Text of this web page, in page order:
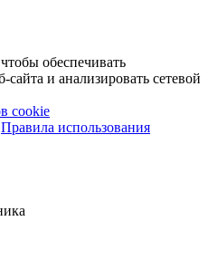
обеспечивать
и анализировать сетевой
cookie
Правила использования